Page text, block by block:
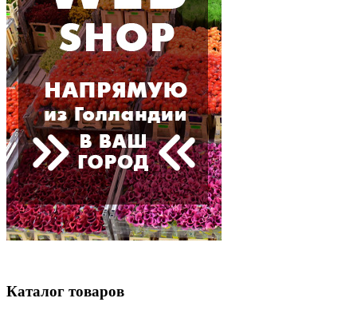
Каталог товаров